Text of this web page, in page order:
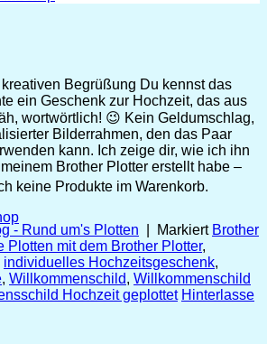
keine Produkte im Warenkorb.
Begrüßung Du kennst das
ein Geschenk zur Hochzeit, das aus
wortwörtlich! 😉 Kein Geldumschlag,
Bilderrahmen, den das Paar
kann. Ich zeige dir, wie ich ihn
Brother Plotter erstellt habe –
- Rund um's Plotten Markiert Brother
Plotten mit dem Brother Plotter,
individuelles Hochzeitsgeschenk,
, Willkommenschild, Willkommenschild
Hochzeit geplottet Hinterlasse